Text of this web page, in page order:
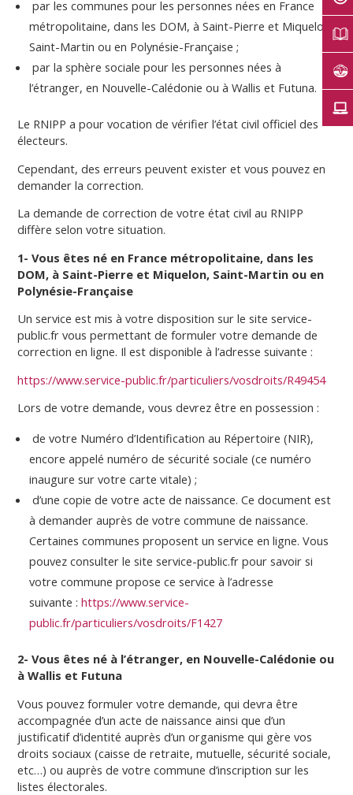
par les communes pour les personnes nées en France
métropolitaine, dans les DOM, à Saint-Pierre et Miquelon,
Saint-Martin ou en Polynésie-Française ;
par la sphère sociale pour les personnes nées à
l’étranger, en Nouvelle-Calédonie ou à Wallis et Futuna.
Le RNIPP a pour vocation de vérifier l’état civil officiel des
électeurs.
Cependant, des erreurs peuvent exister et vous pouvez en
demander la correction.
La demande de correction de votre état civil au RNIPP
diffère selon votre situation.
1- Vous êtes né en France métropolitaine, dans les
DOM, à Saint-Pierre et Miquelon, Saint-Martin ou en
Polynésie-Française
Un service est mis à votre disposition sur le site service-
public.fr vous permettant de formuler votre demande de
correction en ligne. Il est disponible à l’adresse suivante :
https://www.service-public.fr/particuliers/vosdroits/R49454
Lors de votre demande, vous devrez être en possession :
de votre Numéro d’Identification au Répertoire (NIR),
encore appelé numéro de sécurité sociale (ce numéro
inaugure sur votre carte vitale) ;
d’une copie de votre acte de naissance. Ce document est
à demander auprès de votre commune de naissance.
Certaines communes proposent un service en ligne. Vous
pouvez consulter le site service-public.fr pour savoir si
votre commune propose ce service à l’adresse
suivante : https://www.service-
public.fr/particuliers/vosdroits/F1427
2- Vous êtes né à l’étranger, en Nouvelle-Calédonie ou
à Wallis et Futuna
Vous pouvez formuler votre demande, qui devra être
accompagnée d’un acte de naissance ainsi que d’un
justificatif d’identité auprès d’un organisme qui gère vos
droits sociaux (caisse de retraite, mutuelle, sécurité sociale,
etc…) ou auprès de votre commune d’inscription sur les
listes électorales.